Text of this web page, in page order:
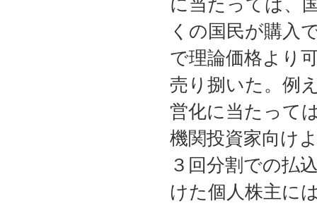
に当たっては、
くの国民が購入
で理論価格より
売り捌いた。例
営化に当たって
機関投資家向け
３回分割での払
けた個人株主に